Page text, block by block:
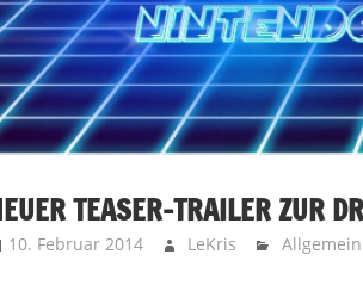
TEASER-TRAILER ZUR
10. Februar 2014 LeKris Allgemein